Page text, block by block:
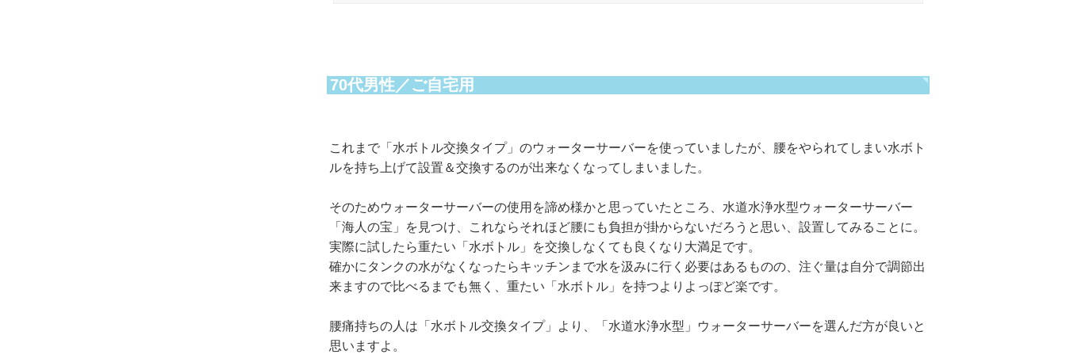
70代男性／ご自宅用
これまで「水ボトル交換タイプ」のウォーターサーバーを使っていましたが、腰をやられてしまい水ボト
ルを持ち上げて設置＆交換するのが出来なくなってしまいました。
そのためウォーターサーバーの使用を諦め様かと思っていたところ、水道水浄水型ウォーターサーバー
「海人の宝」を見つけ、これならそれほど腰にも負担が掛からないだろうと思い、設置してみることに。
実際に試したら重たい「水ボトル」を交換しなくても良くなり大満足です。
確かにタンクの水がなくなったらキッチンまで水を汲みに行く必要はあるものの、注ぐ量は自分で調節出
来ますので比べるまでも無く、重たい「水ボトル」を持つよりよっぽど楽です。
腰痛持ちの人は「水ボトル交換タイプ」より、「水道水浄水型」ウォーターサーバーを選んだ方が良いと
思いますよ。